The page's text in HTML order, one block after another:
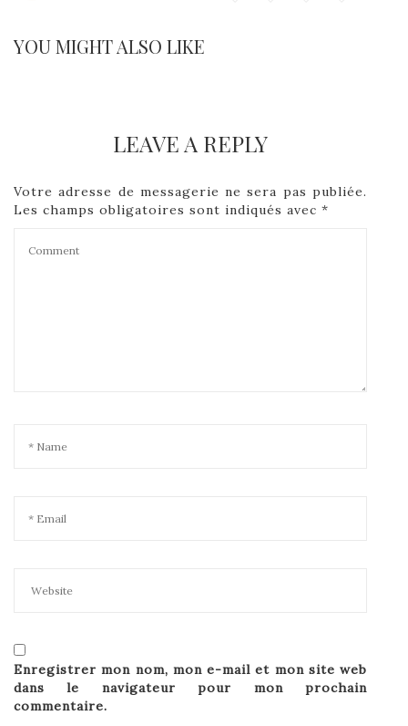
YOU MIGHT ALSO LIKE
LEAVE A REPLY
Votre adresse de messagerie ne sera pas publiée.
Les champs obligatoires sont indiqués avec *
Enregistrer mon nom, mon e-mail et mon site web
dans le navigateur pour mon prochain
commentaire.